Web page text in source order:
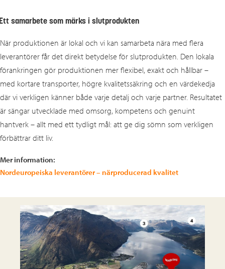
samarbete som märks i slutprodukten
När produktionen är lokal och vi kan samarbeta nära med flera
leverantörer får det direkt betydelse för slutprodukten. Den lokala
förankringen gör produktionen mer flexibel, exakt och hållbar –
med kortare transporter, högre kvalitetssäkring och en värdekedja
där vi verkligen känner både varje detalj och varje partner. Resultatet
är sängar utvecklade med omsorg, kompetens och genuint
hantverk – allt med ett tydligt mål: att ge dig sömn som verkligen
förbättrar ditt liv.
Mer information:
Nordeuropeiska leverantörer – närproducerad kvalitet